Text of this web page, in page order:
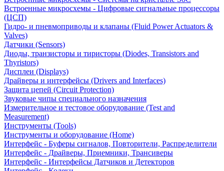
Встроенные микросхемы - Цифровые сигнальные процессоры
(ЦСП)
Гидро- и пневмоприводы и клапаны (Fluid Power Actuators &
Valves)
Датчики (Sensors)
Диоды, транзисторы и тиристоры (Diodes, Transistors and
Thyristors)
Дисплеи (Displays)
Драйверы и интерфейсы (Drivers and Interfaces)
Защита цепей (Circuit Protection)
Звуковые чипы специального назначения
Измерительное и тестовое оборудование (Test and
Measurement)
Инструменты (Tools)
Инструменты и оборудование (Home)
Интерфейс - Буферы сигналов, Повторители, Распределители
Интерфейс - Драйверы, Приемники, Трансиверы
Интерфейс - Интерфейсы Датчиков и Детекторов